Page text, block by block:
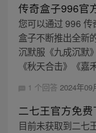
传奇盒子996官
您可以通过 996
盒子不断推出全新
沉默服《九成沉默
《秋天合击》《嘉
1 个回答 2024年09
二七王官方免费
目前未获取到二七